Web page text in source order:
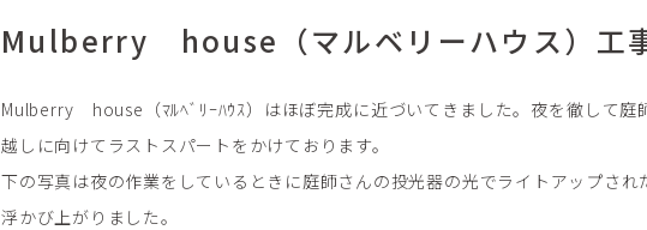
Mulberry house（マルベリーハウス）工事
Mulberry house（ﾏﾙﾍﾞﾘｰﾊｳｽ）はほぼ完成に近づいてきました。夜を徹して庭
越しに向けてラストスパートをかけております。
下の写真は夜の作業をしているときに庭師さんの投光器の光でライトアップさ
浮かび上がりました。